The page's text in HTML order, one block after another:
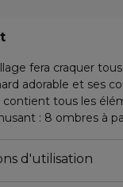
fera craquer
adorable et ses
tous les
: 8 ombres à
lèvres) ainsi qu'1
d'utilisation